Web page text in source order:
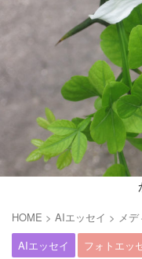
HOME > AIエッセイ > メ
AIエッセイ
フォトエッ